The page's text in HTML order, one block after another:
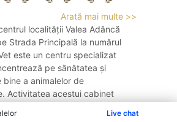
Live chat
Arată mai multe >>
localității Valea Adâncă
Strada Principală la numărul
este un centru specializat
pe sănătatea și
bine a animalelor de
Activitatea acestui cabinet